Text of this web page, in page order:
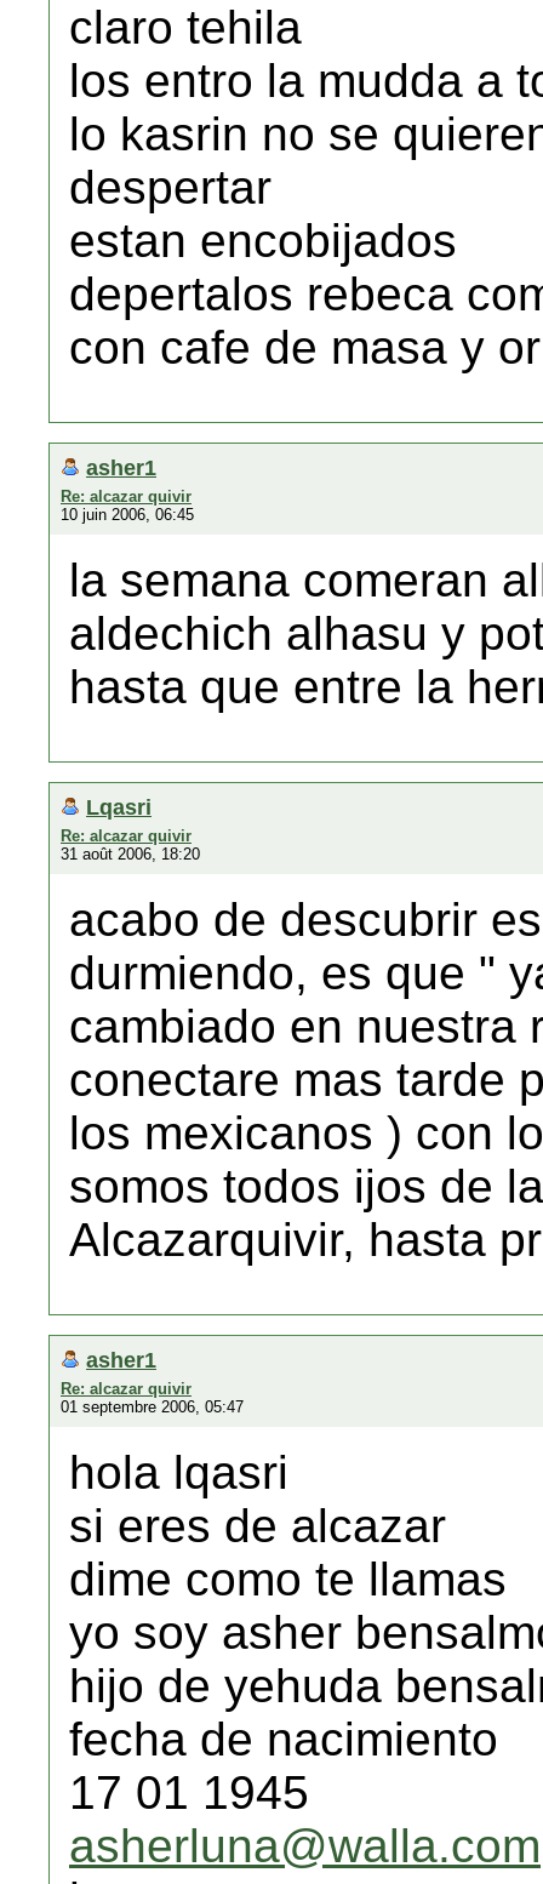
claro tehila
los entro la mudda a
lo kasrin no se
despertar
estan encobijados
depertalos rebeca
con cafe de masa y
asher1
Re: alcazar quivir
10 juin 2006, 06:45
la semana comeran
aldechich alhasu y
hasta que entre la
Lqasri
Re: alcazar quivir
31 août 2006, 18:20
acabo de descubrir
durmiendo, es que "
cambiado en nuestra
conectare mas tarde
los mexicanos ) con
somos todos ijos de
Alcazarquivir, hasta
asher1
Re: alcazar quivir
01 septembre 2006, 05:47
hola lqasri
si eres de alcazar
dime como te llamas
yo soy asher
hijo de yehuda
fecha de nacimiento
17 01 1945
asherluna@walla.com